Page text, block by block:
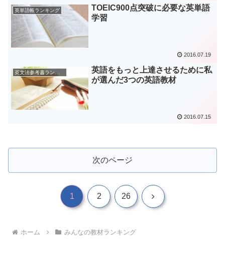
英単語帳ランキング
TOEIC900点突破に必要な英単語
学習
2016.07.19
英文法参考書ランキング
英語をもっと上達させるために私
が選んだ3つの英語教材
2016.07.15
次のページ
1 2 26
ホーム みんなの教材ランキング